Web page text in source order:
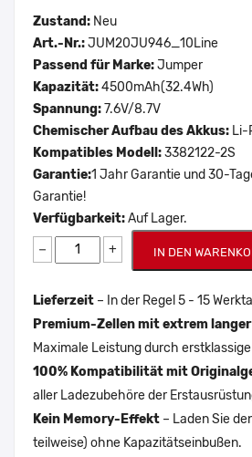
Zustand: Neu
Art.-Nr.:JUM20JU946_10Line
Passend für Marke:Jumper
Kapazität:4500mAh(32.4Wh)
Spannung:7.6V/8.7V
Chemischer Aufbau des Akkus: Li-
Kompatibles Modell:3382122-2S
Garantie:1 Jahr Garantie und 30-
Garantie!
Verfügbarkeit:Auf Lager.
− + IN DEN
Lieferzeit – In der Regel 5 - 15
Premium-Zellen mit extrem
Maximale Leistung durch
100% Kompatibilität mit
aller Ladezubehöre der
Kein Memory-Effekt – Laden Sie
teilweise) ohne Kapazitätseinbußen.